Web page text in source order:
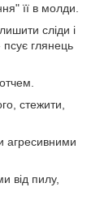
її в молди.
сліди і
глянець
стежити,
агресивними
від пилу,